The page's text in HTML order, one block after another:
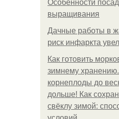
Особенности
выращивания
Дачные работы в
риск инфаркта
Как готовить
зимнему
корнеплоды до
дольше! Как
свёклу зимой: